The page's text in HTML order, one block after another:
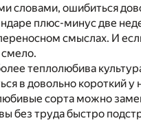
словами, ошибиться
плюс-минус две
смыслах. И
смело.
теплолюбива
в довольно короткий у
сорта можно
труда быстро